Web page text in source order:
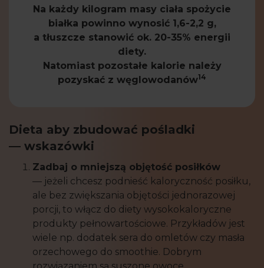
Na każdy kilogram masy ciała spożycie
białka powinno wynosić 1,6-2,2 g,
a tłuszcze stanowić ok. 20-35% energii
diety.
Natomiast pozostałe kalorie należy
pozyskać z węglowodanów14
Dieta aby zbudować pośladki
— wskazówki
Zadbaj o mniejszą objętość posiłków
— jeżeli chcesz podnieść kaloryczność posiłku,
ale bez zwiększania objętości jednorazowej
porcji, to włącz do diety wysokokaloryczne
produkty pełnowartościowe. Przykładów jest
wiele np. dodatek sera do omletów czy masła
orzechowego do smoothie. Dobrym